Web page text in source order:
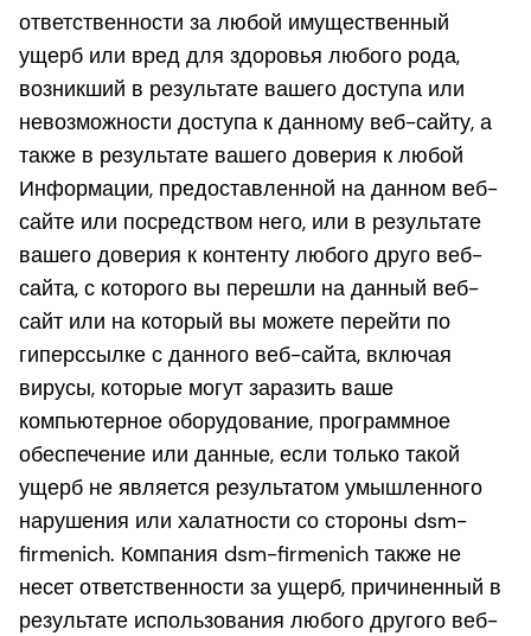
ответственности за любой имущественный
ущерб или вред для здоровья любого рода,
возникший в результате вашего доступа или
невозможности доступа к данному веб-сайту, а
также в результате вашего доверия к любой
Информации, предоставленной на данном веб-
сайте или посредством него, или в результате
вашего доверия к контенту любого друго веб-
сайта, с которого вы перешли на данный веб-
сайт или на который вы можете перейти по
гиперссылке с данного веб-сайта, включая
вирусы, которые могут заразить ваше
компьютерное оборудование, программное
обеспечение или данные, если только такой
ущерб не является результатом умышленного
нарушения или халатности со стороны dsm-
firmenich. Компания dsm-firmenich также не
несет ответственности за ущерб, причиненный в
результате использования любого другого веб-